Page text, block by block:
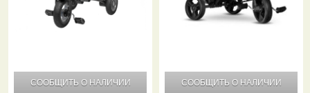
СООБЩИТЬ О НАЛИЧИИ СООБЩИТЬ О НАЛИЧИИ